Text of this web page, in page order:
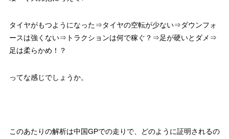
タイヤがもつようになった⇒タイヤの空転が少ない⇒ダウンフォ
ースは強くない⇒トラクションは何で稼ぐ？⇒足が硬いとダメ⇒
足は柔らかめ！？
ってな感じでしょうか。
このあたりの解析は中国GPでの走りで、どのように証明されるの